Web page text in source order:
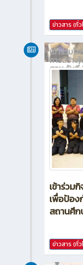
ข่าวสาร (ทั่
เข้าร่วมโ
การสร้าง
สอน วันที่
เข้าร่วม
เพื่อป้อง
สถานศึก
ข่าวสาร (ทั่